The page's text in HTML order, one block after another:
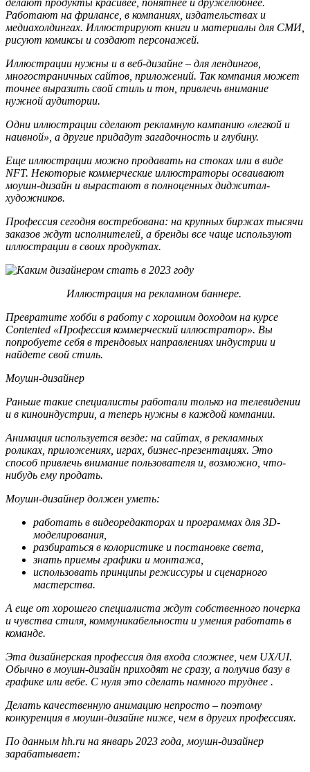
Работают на фрилансе, в компаниях, издательствах и
медиахолдингах. Иллюстрируют книги и материалы для СМИ,
рисуют комиксы и создают персонажей.
Иллюстрации нужны и в веб-дизайне – для лендингов,
многостраничных сайтов, приложений. Так компания может
точнее выразить свой стиль и тон, привлечь внимание
нужной аудитории.
Одни иллюстрации сделают рекламную кампанию «легкой и
наивной», а другие придадут загадочность и глубину.
Еще иллюстрации можно продавать на стоках или в виде
NFT. Некоторые коммерческие иллюстраторы осваивают
моушн-дизайн и вырастают в полноценных диджитал-
художников.
Профессия сегодня востребована: на крупных биржах тысячи
заказов ждут исполнителей, а бренды все чаще используют
иллюстрации в своих продуктах.
Иллюстрация на рекламном баннере.
Превратите хобби в работу с хорошим доходом на курсе
Contented «Профессия коммерческий иллюстратор». Вы
попробуете себя в трендовых направлениях индустрии и
найдете свой стиль.
Моушн-дизайнер
Раньше такие специалисты работали только на телевидении
и в киноиндустрии, а теперь нужны в каждой компании.
Анимация используется везде: на сайтах, в рекламных
роликах, приложениях, играх, бизнес-презентациях. Это
способ привлечь внимание пользователя и, возможно, что-
нибудь ему продать.
Моушн-дизайнер должен уметь:
работать в видеоредакторах и программах для 3D-
моделирования,
разбираться в колористике и постановке света,
знать приемы графики и монтажа,
использовать принципы режиссуры и сценарного
мастерства.
А еще от хорошего специалиста ждут собственного почерка
и чувства стиля, коммуникабельности и умения работать в
команде.
Эта дизайнерская профессия для входа сложнее, чем UX/UI.
Обычно в моушн-дизайн приходят не сразу, а получив базу в
графике или вебе. С нуля это сделать намного труднее .
Делать качественную анимацию непросто – поэтому
конкуренция в моушн-дизайне ниже, чем в других профессиях.
По данным hh.ru на январь 2023 года, моушн-дизайнер
зарабатывает: